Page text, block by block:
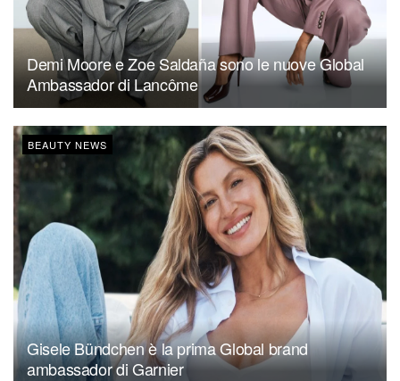
Demi Moore e Zoe Saldaña sono le nuove Global
Ambassador di Lancôme
BEAUTY NEWS
Gisele Bündchen è la prima Global brand
ambassador di Garnier